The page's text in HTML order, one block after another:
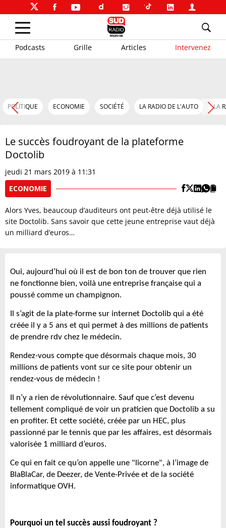
Podcasts Grille Articles Intervenez
POLITIQUE ECONOMIE SOCIÉTÉ LA RADIO DE L'AUTO LA
Le succès foudroyant de la plateforme
Doctolib
jeudi 21 mars 2019 à 11:31
ECONOMIE
Alors Yves, beaucoup d’auditeurs ont peut-être déjà utilisé le
site Doctolib. Sans savoir que cette jeune entreprise vaut déjà
un milliard d’euros…
Oui, aujourd’hui où il est de bon ton de trouver que rien
ne fonctionne bien, voilà une entreprise française qui a
poussé comme un champignon.
Il s’agit de la plate-forme sur internet Doctolib qui a été
créée il y a 5 ans et qui permet à des millions de patients
de prendre rdv chez le médecin.
Rendez-vous compte que désormais chaque mois, 30
millions de patients vont sur ce site pour obtenir un
rendez-vous de médecin !
Il n’y a rien de révolutionnaire. Sauf que c’est devenu
tellement compliqué de voir un praticien que Doctolib a su
en profiter. Et cette société, créée par un HEC, plus
passionné par le tennis que par les affaires, est désormais
valorisée 1 milliard d’euros.
Ce qui en fait ce qu’on appelle une "licorne", à l’image de
BlaBlaCar, de Deezer, de Vente-Privée et de la société
informatique OVH.
Pourquoi un tel succès aussi foudroyant ?